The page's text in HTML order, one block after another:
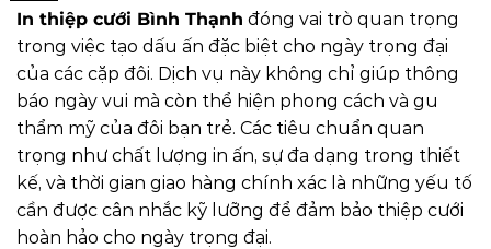
In thiệp cưới Bình Thạnh đóng vai trò quan trọng
trong việc tạo dấu ấn đặc biệt cho ngày trọng đại
của các cặp đôi. Dịch vụ này không chỉ giúp thông
báo ngày vui mà còn thể hiện phong cách và gu
thẩm mỹ của đôi bạn trẻ. Các tiêu chuẩn quan
trọng như chất lượng in ấn, sự đa dạng trong thiết
kế, và thời gian giao hàng chính xác là những yếu tố
cần được cân nhắc kỹ lưỡng để đảm bảo thiệp cưới
hoàn hảo cho ngày trọng đại.